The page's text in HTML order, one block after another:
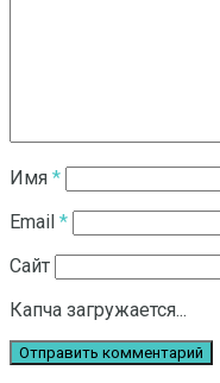
Имя *
Email *
Сайт
Капча загружается...